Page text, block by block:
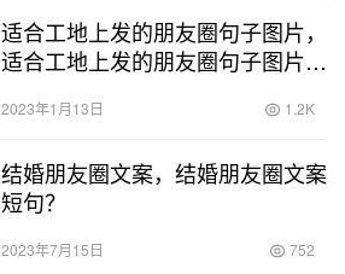
适合工地上发的朋友圈句子图片，
适合工地上发的朋友圈句子图片大
2023年1月13日 1.2K
结婚朋友圈文案，结婚朋友圈文案
短句？
2023年7月15日 752